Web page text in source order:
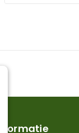
Informatie